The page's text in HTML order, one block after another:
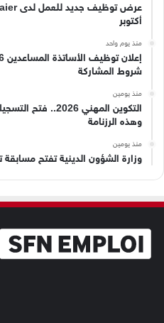
أكتوبر
منذ يوم واحد
شروط المشاركة
منذ يومين
التكوين المهني
وهذه الرزنامة
منذ يومين
وزارة الشؤون الدينية تفتح مسابقة توظيف